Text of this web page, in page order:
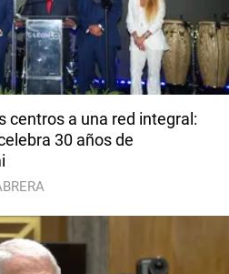
centros a una red integral:
30 años de